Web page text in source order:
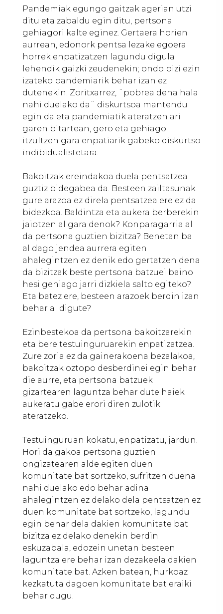
Pandemiak egungo gaitzak agerian utzi
ditu eta zabaldu egin ditu, pertsona
gehiagori kalte eginez. Gertaera horien
aurrean, edonork pentsa lezake egoera
horrek enpatizatzen lagundu digula
lehendik gaizki zeudenekin; ondo bizi ezin
izateko pandemiarik behar izan ez
dutenekin. Zoritxarrez, ¨pobrea dena hala
nahi duelako da¨ diskurtsoa mantendu
egin da eta pandemiatik ateratzen ari
garen bitartean, gero eta gehiago
itzultzen gara enpatiarik gabeko diskurtso
indibidualistetara.
Bakoitzak ereindakoa duela pentsatzea
guztiz bidegabea da. Besteen zailtasunak
gure arazoa ez direla pentsatzea ere ez da
bidezkoa. Baldintza eta aukera berberekin
jaiotzen al gara denok? Konparagarria al
da pertsona guztien bizitza? Benetan ba
al dago jendea aurrera egiten
ahalegintzen ez denik edo gertatzen dena
da bizitzak beste pertsona batzuei baino
hesi gehiago jarri dizkiela salto egiteko?
Eta batez ere, besteen arazoek berdin izan
behar al digute?
Ezinbestekoa da pertsona bakoitzarekin
eta bere testuinguruarekin enpatizatzea.
Zure zoria ez da gainerakoena bezalakoa,
bakoitzak oztopo desberdinei egin behar
die aurre, eta pertsona batzuek
gizartearen laguntza behar dute haiek
aukeratu gabe erori diren zulotik
ateratzeko.
Testuinguruan kokatu, enpatizatu, jardun.
Hori da gakoa pertsona guztien
ongizatearen alde egiten duen
komunitate bat sortzeko, sufritzen duena
nahi duelako edo behar adina
ahalegintzen ez delako dela pentsatzen ez
duen komunitate bat sortzeko, lagundu
egin behar dela dakien komunitate bat
bizitza ez delako denekin berdin
eskuzabala, edozein unetan besteen
laguntza ere behar izan dezakeela dakien
komunitate bat. Azken batean, hurkoaz
kezkatuta dagoen komunitate bat eraiki
behar dugu.